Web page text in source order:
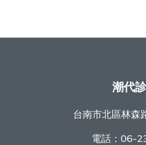
潮代
台南市北區林森
電話： 06-